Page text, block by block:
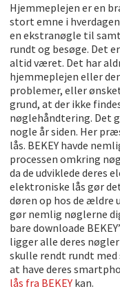
Hjemmeplejen er en
stort emne i
en ekstranøgle til
rundt og besøge. Det
altid været. Det har
hjemmeplejen eller
problemer, eller
grund, at der ikke
nøglehåndtering. Det
nogle år siden. Her
lås. BEKEY havde
processen omkring
da de udviklede deres
elektroniske lås gør
døren op hos de ældre
gør nemlig nøglerne
bare downloade
ligger alle deres
skulle rendt rundt med
at have deres
lås fra BEKEY kan.